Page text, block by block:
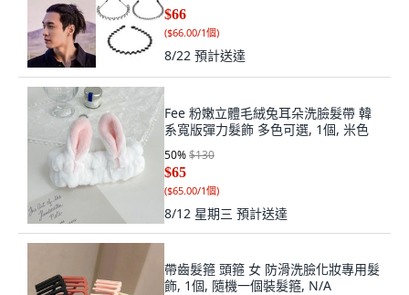
$66
($66.00/1個)
8/22 預計送達
Fee 粉嫩立體毛絨兔耳朵洗臉髮帶 韓
系寬版彈力髮飾 多色可選, 1個, 米色
50%$130
$65
($65.00/1個)
8/12 星期三 預計送達
帶齒髮箍 頭箍 女 防滑洗臉化妝專用髮
飾, 1個, 隨機一個裝髮箍, N/A